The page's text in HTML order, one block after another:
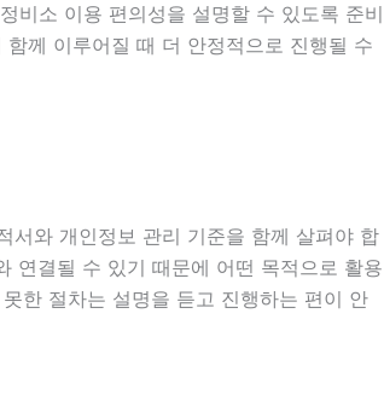
비소 이용 편의성을 설명할 수 있도록 준비
께 이루어질 때 더 안정적으로 진행될 수
와 개인정보 관리 기준을 함께 살펴야 합
연결될 수 있기 때문에 어떤 목적으로 활용
한 절차는 설명을 듣고 진행하는 편이 안